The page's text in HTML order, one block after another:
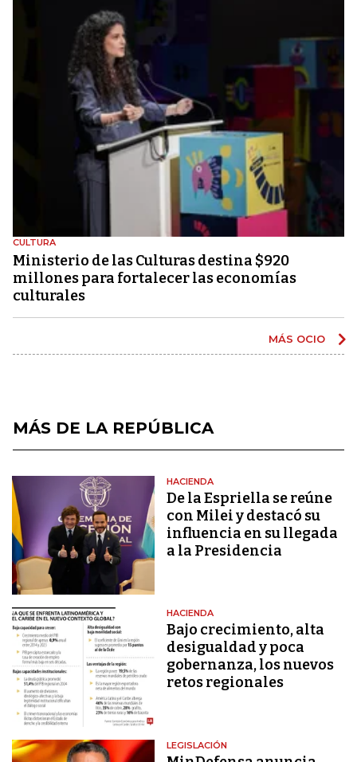
CULTURA
Ministerio de las Culturas destina $920
millones para fortalecer las economías
culturales
MÁS OCIO
MÁS DE LA REPÚBLICA
HACIENDA
De la Espriella se reúne
con Milei y destacó su
influencia en su llegada
a la Presidencia
HACIENDA
Bajo crecimiento, alta
desigualdad y poca
gobernanza, los nuevos
retos regionales
LEGISLACIÓN